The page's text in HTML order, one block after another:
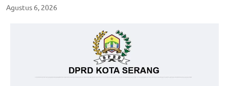
Agustus 6, 2026